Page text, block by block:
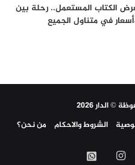
الـ14 لمعرض الكتاب المستعمل.. رحلة بين
في متناول الجميع
© الدار 2026
الشروط والاحكام من نحن؟
انستقرامواتساب